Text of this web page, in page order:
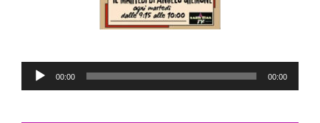
Audio
Player
00:00 00:00